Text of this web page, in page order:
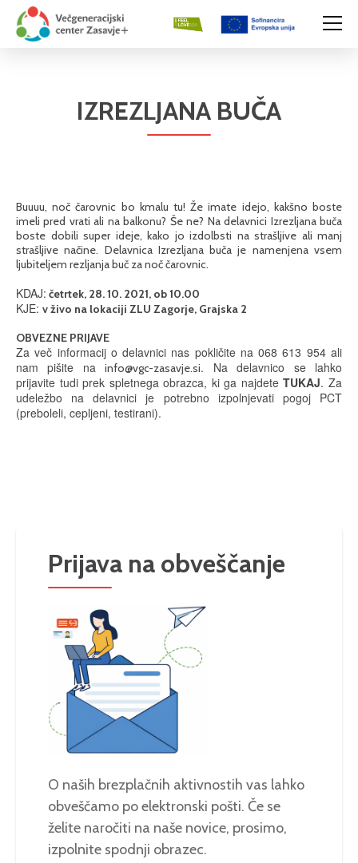
IZREZLJANA BUČA
Buuuu, noč čarovnic bo kmalu tu! Že imate idejo, kakšno boste
imeli pred vrati ali na balkonu? Še ne? Na delavnici Izrezljana buča
boste dobili super ideje, kako jo izdolbsti na strašljive ali manj
strašljive načine. Delavnica Izrezljana buča je namenjena vsem
ljubiteljem rezljanja buč za noč čarovnic.
KDAJ: četrtek, 28. 10. 2021, ob 10.00
KJE: v živo na lokaciji ZLU Zagorje, Grajska 2
OBVEZNE PRIJAVE
Za več informacij o delavnici nas pokličite na 068 613 954 ali
nam pišite nainfo@vgc-zasavje.si. Na delavnico se lahko
prijavite tudi prek spletnega obrazca, ki ga najdeteTUKAJ. Za
udeležbo na delavnici je potrebno izpolnjevati pogoj PCT
(preboleli, cepljeni, testirani).
Prijava na obveščanje
O naših brezplačnih aktivnostih vas lahko
obveščamo po elektronski pošti. Če se
želite naročiti na naše novice, prosimo,
izpolnite spodnji obrazec.